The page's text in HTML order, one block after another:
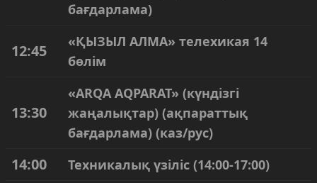
бағдарлама)
12:45
«ҚЫЗЫЛ АЛМА» телехикая 14
бөлім
13:30
«ARQA AQPARAT» (күндізгі
жаңалықтар) (ақпараттық
бағдарлама) (каз/рус)
14:00 Техникалық үзіліс (14:00-17:00)